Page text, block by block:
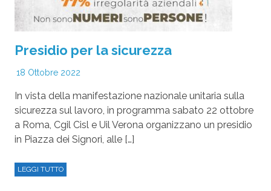
Presidio per la sicurezza
18 Ottobre 2022
In vista della manifestazione nazionale unitaria sulla
sicurezza sul lavoro, in programma sabato 22 ottobre
a Roma, Cgil Cisl e Uil Verona organizzano un presidio
in Piazza dei Signori, alle […]
LEGGI TUTTO